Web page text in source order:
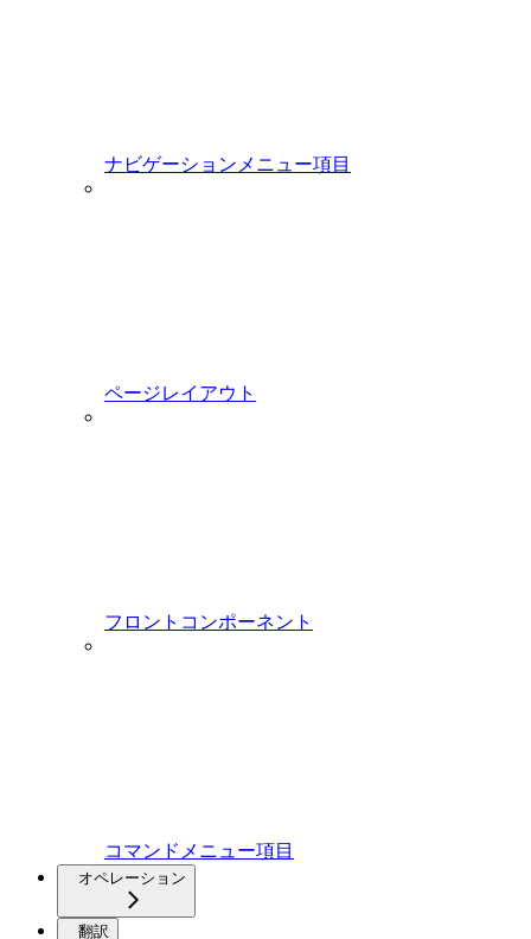
ナビゲーションメニュー項目
ページレイアウト
フロントコンポーネント
コマンドメニュー項目
オペレーション
翻訳